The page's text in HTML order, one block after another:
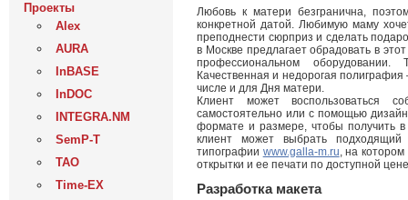
Проекты
Alex
AURA
InBASE
InDOC
INTEGRA.NM
SemP-T
ТАО
Time-EX
Любовь к матери безгранична,
конкретной датой. Любимую маму
преподнести сюрприз и сделать
в Москве предлагает обрадовать в
профессиональном
Качественная и недорогая
числе и для Дня матери.
Клиент может воспользоваться
самостоятельно или с помощью
формате и размере, чтобы получить в
клиент может выбрать
типографии www.galla-m.ru, на
открытки и ее печати по доступной
Разработка макета